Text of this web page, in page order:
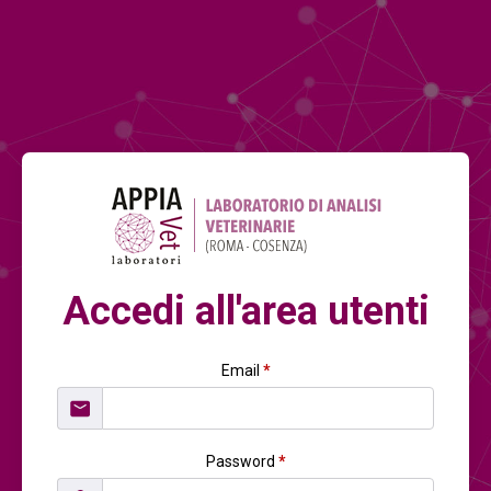
Accedi all'area utenti
Email *
Password *